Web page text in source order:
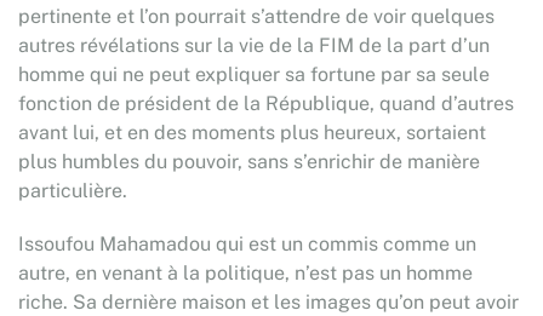
pertinente et l’on pourrait s’attendre de voir quelques
autres révélations sur la vie de la FIM de la part d’un
homme qui ne peut expliquer sa fortune par sa seule
fonction de président de la République, quand d’autres
avant lui, et en des moments plus heureux, sortaient
plus humbles du pouvoir, sans s’enrichir de manière
particulière.
Issoufou Mahamadou qui est un commis comme un
autre, en venant à la politique, n’est pas un homme
riche. Sa dernière maison et les images qu’on peut avoir